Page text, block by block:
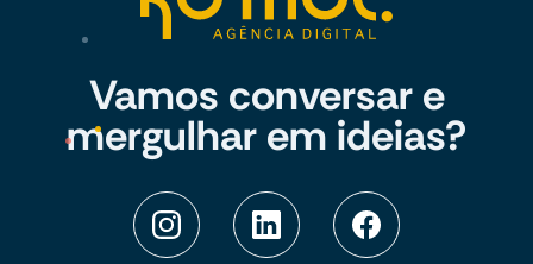
Vamos conversar e
mergulhar em ideias?